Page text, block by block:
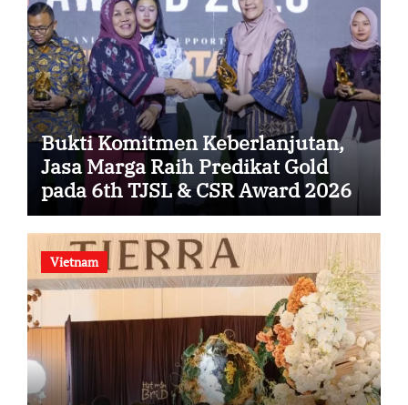
Bukti Komitmen Keberlanjutan,
Jasa Marga Raih Predikat Gold
pada 6th TJSL & CSR Award 2026
Vietnam